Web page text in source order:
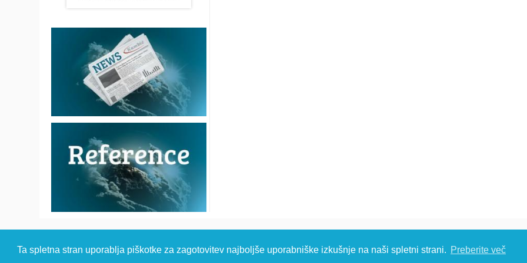
Ta spletna stran uporablja piškotke za zagotovitev najboljše uporabniške izkušnje na naši spletni strani. Preberite več
HEADQUARTERS: T: +386 (0)7 35 65 220, F: +386 (0)7 35 65 232, E:
info@kambic.com-Zasebnost in